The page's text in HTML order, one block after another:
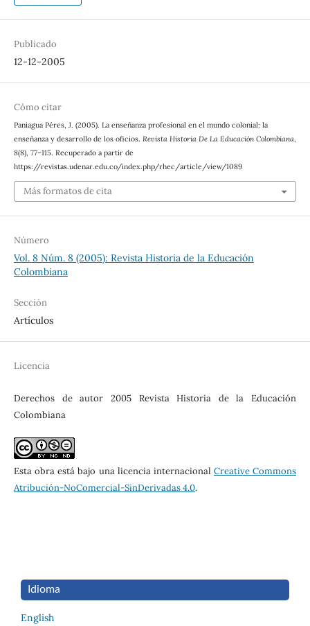
Publicado
12-12-2005
Cómo citar
Paniagua Péres, J. (2005). La enseñanza profesional en el mundo colonial: la
enseñanza y desarrollo de los oficios. Revista Historia De La Educación Colombiana,
8(8), 77–115. Recuperado a partir de
https://revistas.udenar.edu.co/index.php/rhec/article/view/1089
Más formatos de cita
Número
Vol. 8 Núm. 8 (2005): Revista Historia de la Educación
Colombiana
Sección
Artículos
Licencia
Derechos de autor 2005 Revista Historia de la Educación
Colombiana
Esta obra está bajo una licencia internacional Creative Commons
Atribución-NoComercial-SinDerivadas 4.0.
Idioma
English